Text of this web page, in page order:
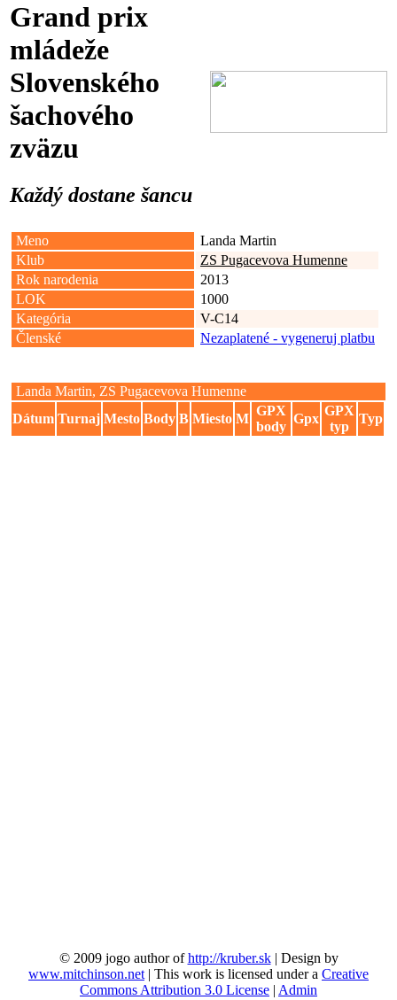
Grand prix
mládeže
Slovenského
šachového
zväzu
Každý dostane šancu
Meno
Landa Martin
Klub
ZS Pugacevova Humenne
Rok narodenia
2013
LOK
1000
Kategória
V-C14
Členské
Nezaplatené - vygeneruj platbu
Landa Martin, ZS Pugacevova Humenne
Dátum Turnaj Mesto Body B Miesto M
GPX
body
Gpx
GPX
typ
Typ
© 2009 jogo author ofhttp://kruber.sk| Design by
www.mitchinson.net | This work is licensed under a Creative
Commons Attribution 3.0 License | Admin